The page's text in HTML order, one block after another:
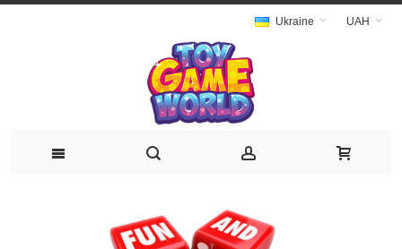
UAH
Ukraine